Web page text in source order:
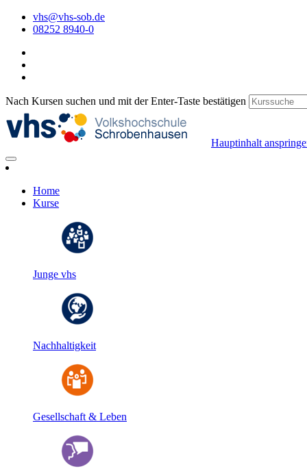
vhs@vhs-sob.de
08252 8940-0
Nach Kursen suchen und mit der Enter-Taste bestätigen
Hauptinhalt
Home
Kurse
Junge vhs
Nachhaltigkeit
Gesellschaft & Leben